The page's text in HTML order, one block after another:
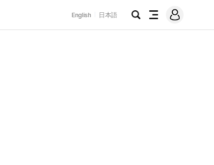
English 日本語
검
전
메
그